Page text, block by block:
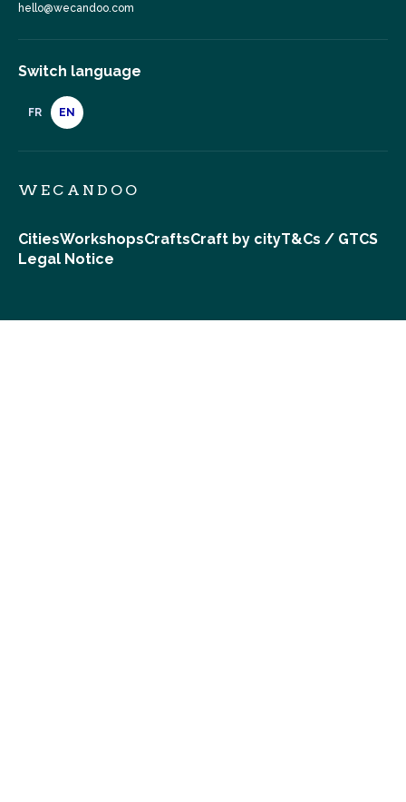
hello@wecandoo.com
Switch language
FR EN
WECANDOO
CitiesWorkshopsCraftsCraft by cityT&Cs / GTCS
Legal Notice